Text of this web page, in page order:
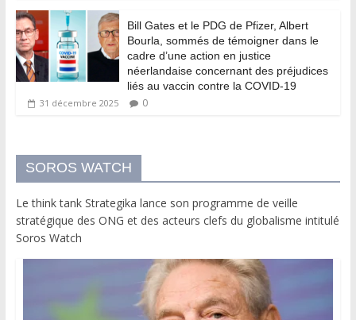
Bill Gates et le PDG de Pfizer, Albert
Bourla, sommés de témoigner dans le
cadre d’une action en justice
néerlandaise concernant des préjudices
liés au vaccin contre la COVID-19
31 décembre 2025 0
SOROS WATCH
Le think tank Strategika lance son programme de veille
stratégique des ONG et des acteurs clefs du globalisme intitulé
Soros Watch